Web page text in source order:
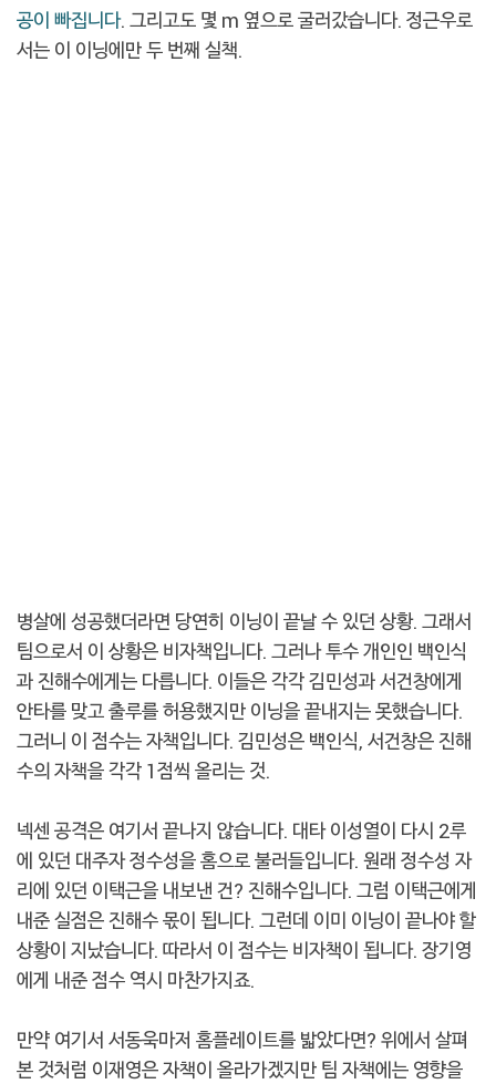
공이 빠집니다. 그리고도 몇 m 옆으로 굴러갔습니다. 정근우로
서는 이 이닝에만 두 번째 실책.
병살에 성공했더라면 당연히 이닝이 끝날 수 있던 상황. 그래서
팀으로서 이 상황은 비자책입니다. 그러나 투수 개인인 백인식
과 진해수에게는 다릅니다. 이들은 각각 김민성과 서건창에게
안타를 맞고 출루를 허용했지만 이닝을 끝내지는 못했습니다.
그러니 이 점수는 자책입니다. 김민성은 백인식, 서건창은 진해
수의 자책을 각각 1점씩 올리는 것.
넥센 공격은 여기서 끝나지 않습니다. 대타 이성열이 다시 2루
에 있던 대주자 정수성을 홈으로 불러들입니다. 원래 정수성 자
리에 있던 이택근을 내보낸 건? 진해수입니다. 그럼 이택근에게
내준 실점은 진해수 몫이 됩니다. 그런데 이미 이닝이 끝나야 할
상황이 지났습니다. 따라서 이 점수는 비자책이 됩니다. 장기영
에게 내준 점수 역시 마찬가지죠.
만약 여기서 서동욱마저 홈플레이트를 밟았다면? 위에서 살펴
본 것처럼 이재영은 자책이 올라가겠지만 팀 자책에는 영향을